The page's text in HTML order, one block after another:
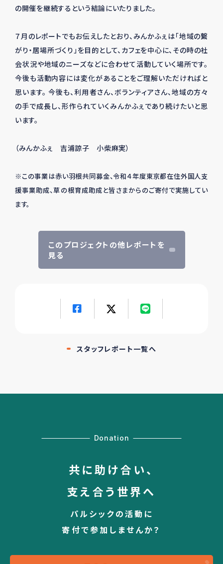
の開催を継続するという結論にいたりました。
７月のレポートでもお伝えしたとおり、みんかふぇは「地域の繋
がり・居場所づくり」を目的として、カフェを中心に、その時の社
会状況や地域のニーズなどに合わせて活動していく場所です。
今後も活動内容には変化があることをご理解いただければと
思います。 今後も、利用者さん、ボランティアさん、地域の方々
の手で成長し、形作られていくみんかふぇであり続けたいと思
います。
（みんかふぇ 吉浦諒子 小柴麻実）
※この事業は赤い羽根共同募金、令和４年度東京都在住外国人支
援事業助成、草の根育成助成と皆さまからのご寄付で実施してい
ます。
このプロジェクトの他レポートを
見る
スタッフレポート一覧へ
Donation
共に助け合い、
支え合う世界へ
パルシックの活動に
寄付で参加しませんか？